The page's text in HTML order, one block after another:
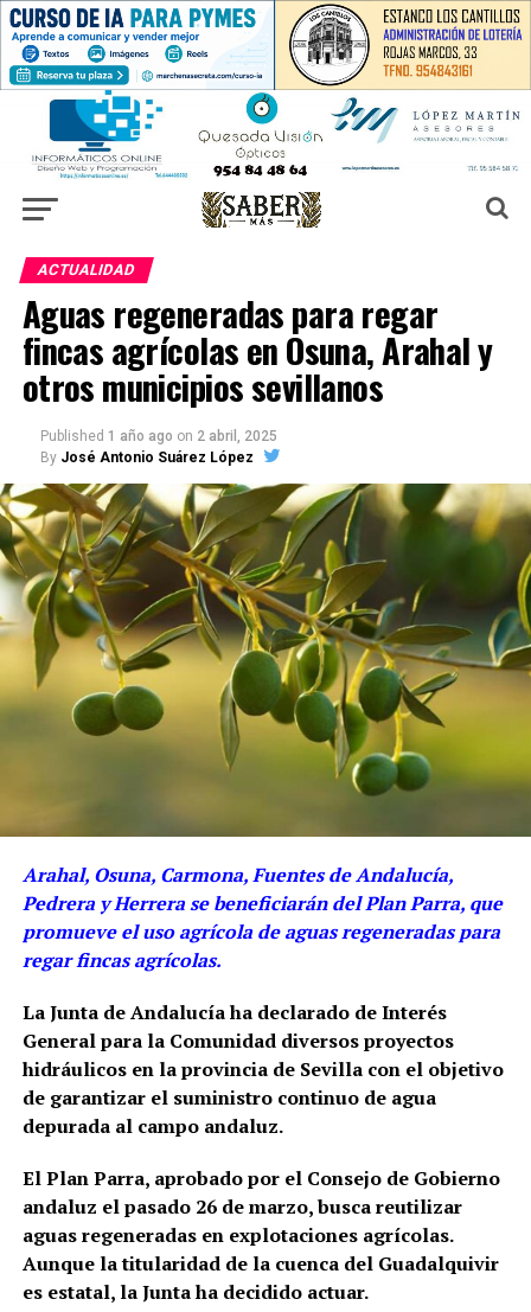
ACTUALIDAD
Aguas regeneradas para regar
fincas agrícolas en Osuna, Arahal y
otros municipios sevillanos
Published 1 año ago on 2 abril, 2025
By José Antonio Suárez López
Arahal, Osuna, Carmona, Fuentes de Andalucía,
Pedrera y Herrera se beneficiarán del Plan Parra, que
promueve el uso agrícola de aguas regeneradas para
regar fincas agrícolas.
La Junta de Andalucía ha declarado de Interés
General para la Comunidad diversos proyectos
hidráulicos en la provincia de Sevilla con el objetivo
de garantizar el suministro continuo de agua
depurada al campo andaluz.
El Plan Parra, aprobado por el Consejo de Gobierno
andaluz el pasado 26 de marzo, busca reutilizar
aguas regeneradas en explotaciones agrícolas.
Aunque la titularidad de la cuenca del Guadalquivir
es estatal, la Junta ha decidido actuar.